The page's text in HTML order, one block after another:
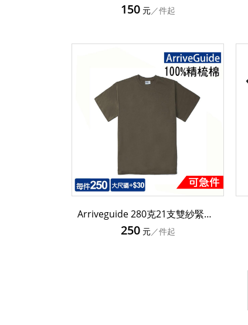
150 元／件起
Arriveguide 280克21支雙紗緊密賽洛紡重磅落肩精梳棉T恤 AG28000
250 元／件起